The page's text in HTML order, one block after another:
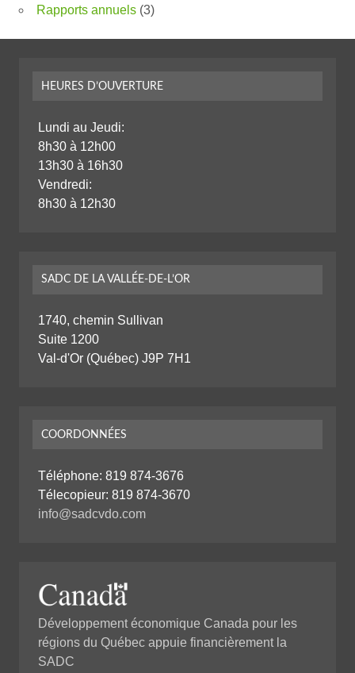
Rapports annuels (3)
HEURES D’OUVERTURE
Lundi au Jeudi:
8h30 à 12h00
13h30 à 16h30
Vendredi:
8h30 à 12h30
SADC DE LA VALLÉE-DE-L’OR
1740, chemin Sullivan
Suite 1200
Val-d'Or (Québec) J9P 7H1
COORDONNÉES
Téléphone: 819 874-3676
Télecopieur: 819 874-3670
info@sadcvdo.com
Développement économique Canada pour les
régions du Québec appuie financièrement la
SADC